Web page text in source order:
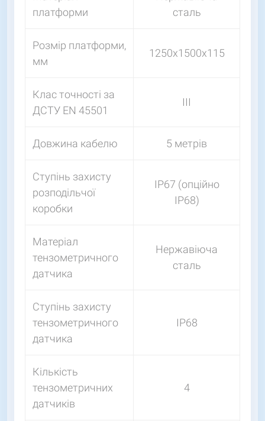
платформи
сталь
Розмір платформи,
мм
1250х1500х115
Клас точності за
ДСТУ EN 45501
III
Довжина кабелю 5 метрів
Ступінь захисту
розподільчої
коробки
IP67 (опційно
IP68)
Матеріал
тензометричного
датчика
Нержавіюча
сталь
Ступінь захисту
тензометричного
датчика
IP68
Кількість
тензометричних
датчиків
4